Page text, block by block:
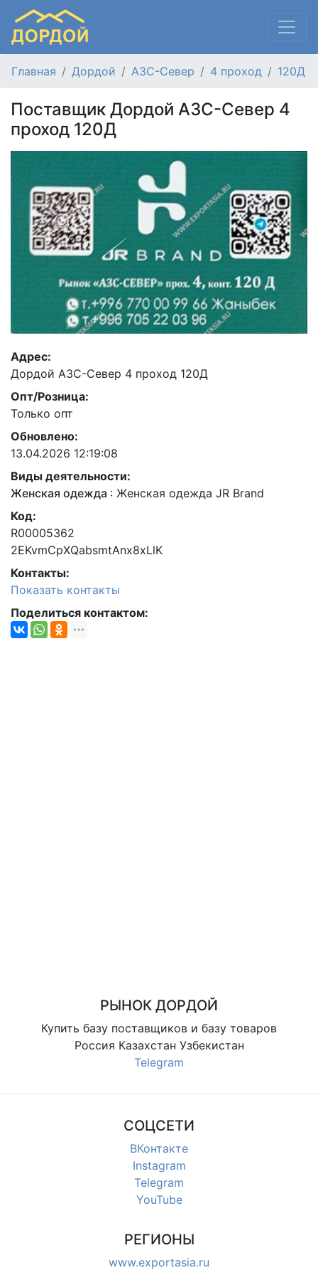
Главная Дордой АЗС-Север 4 проход 120Д
Поставщик Дордой АЗС-Север 4
проход 120Д
Адрес:
Дордой АЗС-Север 4 проход 120Д
Опт/Розница:
Только опт
Обновлено:
13.04.2026 12:19:08
Виды деятельности:
Женская одежда : Женская одежда JR Brand
Код:
R00005362
2EKvmCpXQabsmtAnx8xLlK
Контакты:
Показать контакты
Поделиться контактом:
РЫНОК ДОРДОЙ
Купить базу поставщиков и базу товаров
Россия Казахстан Узбекистан
Telegram
СОЦСЕТИ
ВКонтакте
Instagram
Telegram
YouTube
РЕГИОНЫ
www.exportasia.ru